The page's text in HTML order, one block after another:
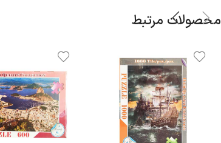
محصولات مرتبط